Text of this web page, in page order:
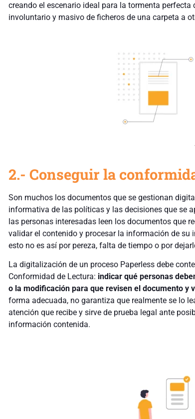
creando el escenario ideal para la tormenta
involuntario y masivo de ficheros de una carpeta a
2.- Conseguir la
Son muchos los documentos que se gestionan
informativa de las políticas y las decisiones que se
las personas interesadas leen los documentos que
validar el contenido y procesar la información de su
esto no es así por pereza, falta de tiempo o por
La digitalización de un proceso Paperless debe
Conformidad de Lectura: indicar qué personas
o la modificación para que revisen el documento y
forma adecuada, no garantiza que realmente se lo
atención que recibe y sirve de prueba legal ante
información contenida.